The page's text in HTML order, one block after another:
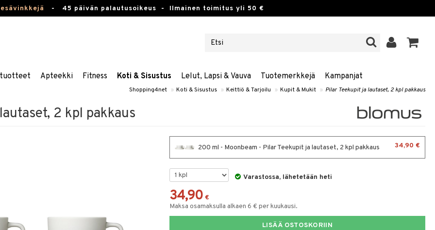
- 45 päivän palautusoikeus - Ilmainen toimitus yli 50 €
Apteekki Fitness Koti & Sisustus Lelut, Lapsi & Vauva Tuotemerkkejä Kampanjat
Shopping4net » Koti & Sisustus » Keittiö & Tarjoilu » Kupit & Mukit » Pilar Teekupit ja lautaset, 2 kpl pakkaus
2 kpl pakkaus
200 ml - Moonbeam - Pilar Teekupit ja lautaset, 2 kpl pakkaus 34,90 €
Varastossa, lähetetään heti
34,90 €
Maksa osamaksulla alkaen 6 € per kuukausi.
LISÄÄ OSTOSKORIIN